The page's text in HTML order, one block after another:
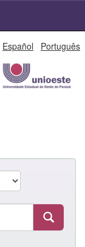
Español Português